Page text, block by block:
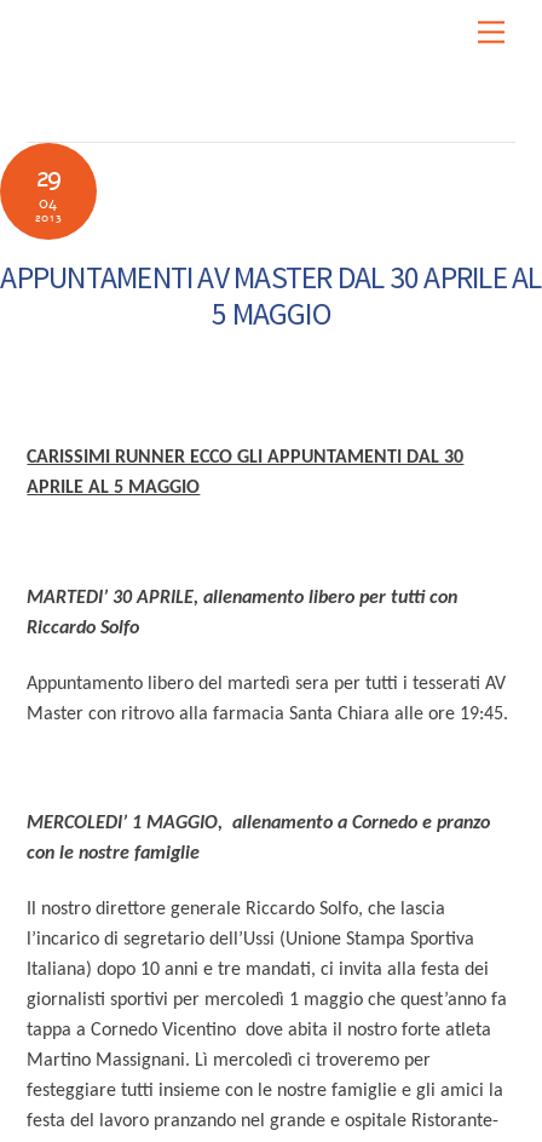
29
04
2013
APPUNTAMENTI AV MASTER DAL 30 APRILE AL
5 MAGGIO
CARISSIMI RUNNER ECCO GLI APPUNTAMENTI DAL 30
APRILE AL 5 MAGGIO
MARTEDI’ 30 APRILE, allenamento libero per tutti con
Riccardo Solfo
Appuntamento libero del martedì sera per tutti i tesserati AV
Master con ritrovo alla farmacia Santa Chiara alle ore 19:45.
MERCOLEDI’ 1 MAGGIO, allenamento a Cornedo e pranzo
con le nostre famiglie
Il nostro direttore generale Riccardo Solfo, che lascia
l’incarico di segretario dell’Ussi (Unione Stampa Sportiva
Italiana) dopo 10 anni e tre mandati, ci invita alla festa dei
giornalisti sportivi per mercoledì 1 maggio che quest’anno fa
tappa a Cornedo Vicentino dove abita il nostro forte atleta
Martino Massignani. Lì mercoledì ci troveremo per
festeggiare tutti insieme con le nostre famiglie e gli amici la
festa del lavoro pranzando nel grande e ospitale Ristorante-